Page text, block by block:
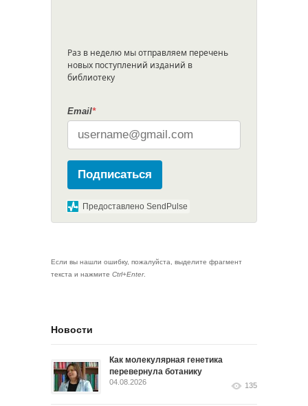
Раз в неделю мы отправляем перечень
новых поступлений изданий в
библиотеку
Email*
Подписаться
Предоставлено SendPulse
Если вы нашли ошибку, пожалуйста, выделите фрагмент
текста и нажмите Ctrl+Enter.
Новости
Как молекулярная генетика
перевернула ботанику
04.08.2026 135